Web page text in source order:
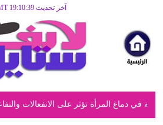
آخر تحديث GMT 19:10:39
دماغ المرأة تؤثر على الانفعالات والتفاعل